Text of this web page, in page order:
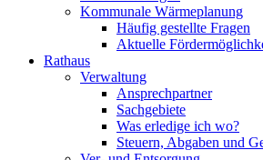
Kommunale Wärmeplanung
Häufig gestellte Fragen
Aktuelle
Rathaus
Verwaltung
Ansprechpartner
Sachgebiete
Was erledige ich wo?
Steuern, Abgaben und